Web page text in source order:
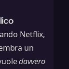
Netflix,
un
davvero